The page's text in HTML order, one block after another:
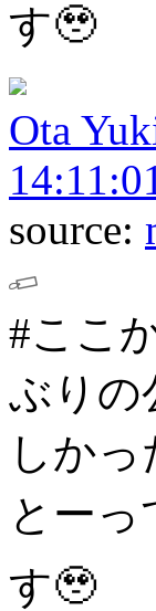
す🥹
Ota
source:
#ここ
ぶりの
しか
とー
す🥹